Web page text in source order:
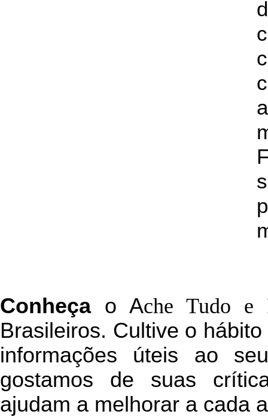
Conheçao Ache Tudo e
Brasileiros. Cultive o
informações úteis ao
gostamos de suas
ajudam a melhorar a cada